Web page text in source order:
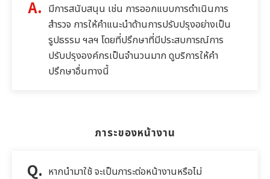
มีการสนับสนุน เช่น การออกแบบการดำเนินการ
สำรวจ การให้คำแนะนำด้านการปรับปรุงอย่างเป็น
รูปธรรม ฯลฯ โดยที่ปรึกษาที่มีประสบการณ์การ
ปรับปรุงองค์กรเป็นจำนวนมาก ดูบริการให้คำ
ปรึกษาอื่นทางนี้
ภาระของหน้างาน
หากนำมาใช้ จะเป็นภาระต่อหน้างานหรือไม่